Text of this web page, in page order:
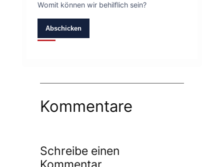
Womit können wir behilflich sein?
Abschicken
Kommentare
Schreibe einen